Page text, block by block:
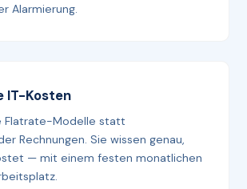
Alarmierung.
IT-Kosten
Flatrate-Modelle statt
Rechnungen. Sie wissen genau,
— mit einem festen monatlichen